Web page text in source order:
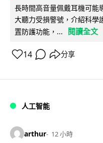
長時間高音量佩戴耳機可能
大聽力受損警號，介紹科
置防護功能，...
閱讀全文
14 分享
人工智能
arthur 12 小時